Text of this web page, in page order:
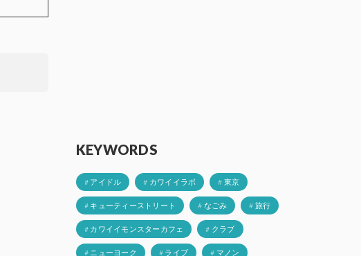
KEYWORDS
# アイドル # カワイイラボ # 東京
# キューティーストリート # なごみ # 旅行
# カワイイモンスターカフェ # クラブ
# ニューヨーク # ライブ # マノン